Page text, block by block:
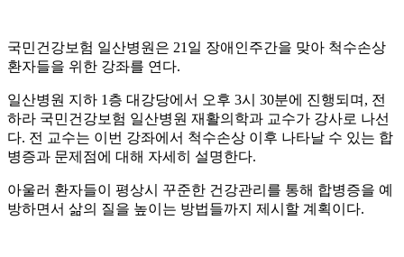
국민건강보험 일산병원은 21일 장애인주간을 맞아 척수손상
환자들을 위한 강좌를 연다.
일산병원 지하 1층 대강당에서 오후 3시 30분에 진행되며, 전
하라 국민건강보험 일산병원 재활의학과 교수가 강사로 나선
다. 전 교수는 이번 강좌에서 척수손상 이후 나타날 수 있는 합
병증과 문제점에 대해 자세히 설명한다.
아울러 환자들이 평상시 꾸준한 건강관리를 통해 합병증을 예
방하면서 삶의 질을 높이는 방법들까지 제시할 계획이다.